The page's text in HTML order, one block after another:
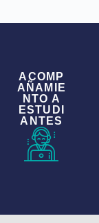
ACOMP
AÑAMIE
NTO A
ESTUDI
ANTES